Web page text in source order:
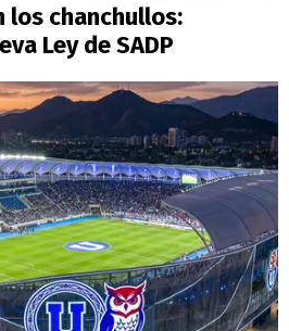
los chanchullos:
Ley de SADP